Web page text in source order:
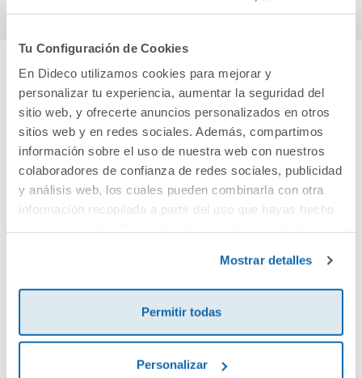
Tu Configuración de Cookies
En Dideco utilizamos cookies para mejorar y
personalizar tu experiencia, aumentar la seguridad del
sitio web, y ofrecerte anuncios personalizados en otros
sitios web y en redes sociales. Además, compartimos
información sobre el uso de nuestra web con nuestros
colaboradores de confianza de redes sociales, publicidad
y análisis web, los cuales pueden combinarla con otra
información recopilada a partir del uso que hayas hecho
Mostrar detalles
Permitir todas
Personalizar
Cuéntanos tu opinión
¡Sé el primero en valorar este producto!
Debes iniciar sesión para poder valorarlo
Envía tu opinión